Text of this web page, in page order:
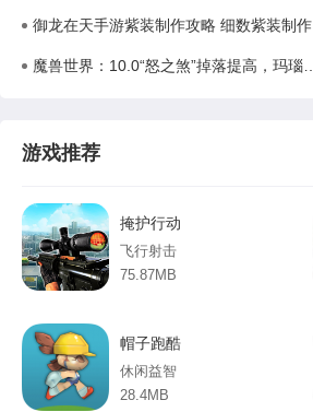
御龙在天手游紫装制作攻略 细数紫装制作比较
魔兽世界：10.0“怒之煞”掉落提高，玛瑙龙也将成为普通坐骑
游戏推荐
掩护行动
飞行射击
75.87MB
帽子跑酷
休闲益智
28.4MB